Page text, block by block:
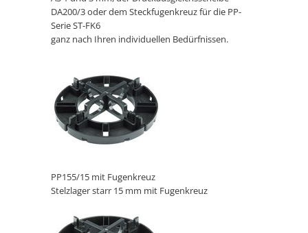
DA200/3 oder dem Steckfugenkreuz für die PP-
Serie ST-FK6
ganz nach Ihren individuellen Bedürfnissen.
PP155/15 mit Fugenkreuz
Stelzlager starr 15 mm mit Fugenkreuz